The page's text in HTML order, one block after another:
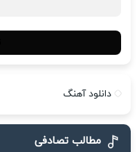
دانلود آهنگ
مطالب تصادفی